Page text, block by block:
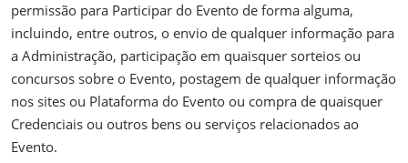
permissão para Participar do Evento de forma alguma,
incluindo, entre outros, o envio de qualquer informação para
a Administração, participação em quaisquer sorteios ou
concursos sobre o Evento, postagem de qualquer informação
nos sites ou Plataforma do Evento ou compra de quaisquer
Credenciais ou outros bens ou serviços relacionados ao
Evento.